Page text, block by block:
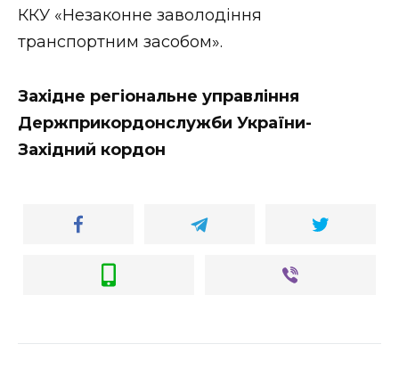
ККУ «Незаконне заволодіння
транспортним засобом».
Західне регіональне управління
Держприкордонслужби України-
Західний кордон